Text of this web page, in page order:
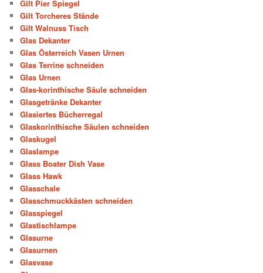
Gilt Pier Spiegel
Gilt Torcheres Stände
Gilt Walnuss Tisch
Glas Dekanter
Glas Österreich Vasen Urnen
Glas Terrine schneiden
Glas Urnen
Glas-korinthische Säule schneiden
Glasgetränke Dekanter
Glasiertes Bücherregal
Glaskorinthische Säulen schneiden
Glaskugel
Glaslampe
Glass Boater Dish Vase
Glass Hawk
Glasschale
Glasschmuckkästen schneiden
Glasspiegel
Glastischlampe
Glasurne
Glasurnen
Glasvase